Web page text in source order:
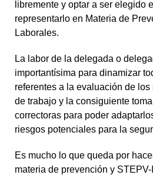
libremente y optar a ser elegido
representarlo en Materia de
Laborales.
La labor de la delegada o
importantísima para dinamizar
referentes a la evaluación de
de trabajo y la consiguiente
correctoras para poder
riesgos potenciales para la
Es mucho lo que queda por
materia de prevención y